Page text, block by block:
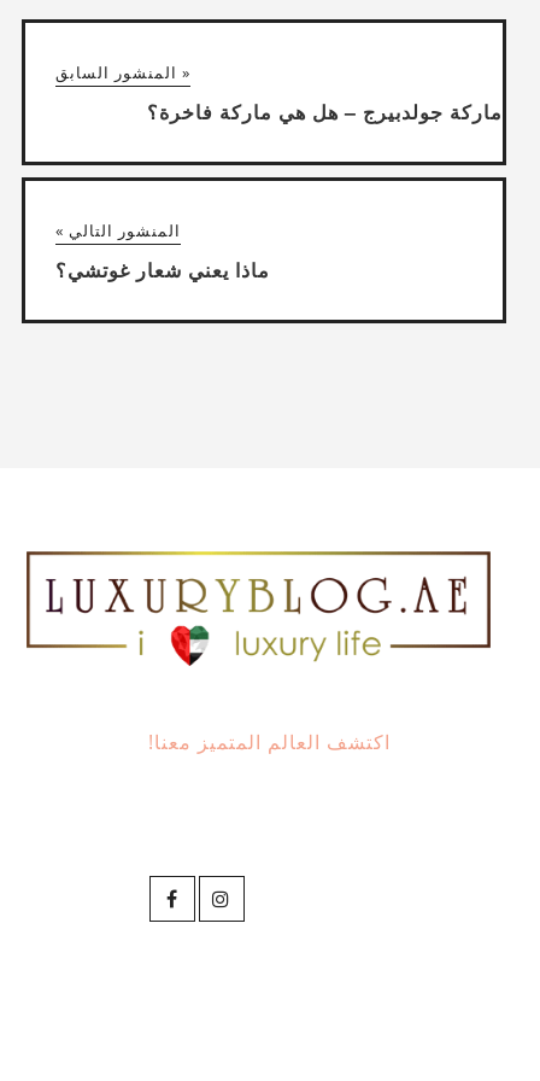
« المنشور السابق
ماركة جولدبيرج – هل هي ماركة فاخرة؟
المنشور التالي »
ماذا يعني شعار غوتشي؟
اكتشف العالم المتميز معنا!